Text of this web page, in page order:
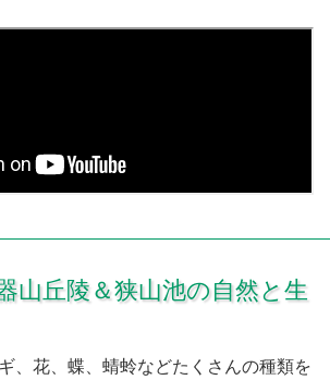
山丘陵＆狭山池の自然と生
、花、蝶、蜻蛉などたくさんの種類を